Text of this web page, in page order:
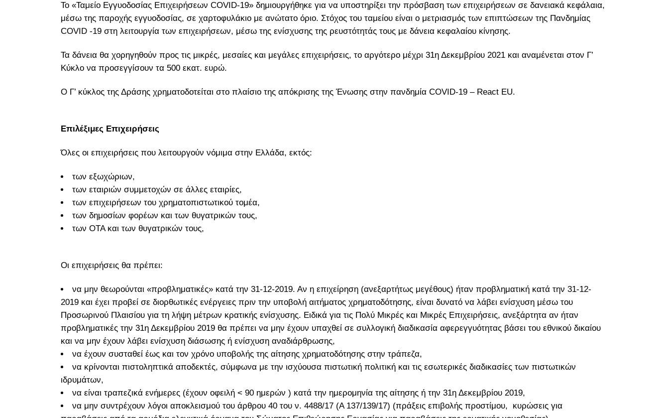
Το «Ταμείο Εγγυοδοσίας Επιχειρήσεων COVID-19» δημιουργήθηκε για να υποστηρίξει την πρόσβαση των επιχειρήσεων σε δανειακά κεφάλαια,
μέσω της παροχής εγγυοδοσίας, σε χαρτοφυλάκιο με ανώτατο όριο. Στόχος του ταμείου είναι ο μετριασμός των επιπτώσεων της Πανδημίας
COVID -19 στη λειτουργία των επιχειρήσεων, μέσω της ενίσχυσης της ρευστότητάς τους με δάνεια κεφαλαίου κίνησης.
Τα δάνεια θα χορηγηθούν προς τις μικρές, μεσαίες και μεγάλες επιχειρήσεις, το αργότερο μέχρι 31η Δεκεμβρίου 2021 και αναμένεται στον Γ’
Κύκλο να προσεγγίσουν τα 500 εκατ. ευρώ.
Ο Γ’ κύκλος της Δράσης χρηματοδοτείται στο πλαίσιο της απόκρισης της Ένωσης στην πανδημία COVID-19 – React EU.
Επιλέξιμες Επιχειρήσεις
Όλες οι επιχειρήσεις που λειτουργούν νόμιμα στην Ελλάδα, εκτός:
των εξωχώριων,
των εταιριών συμμετοχών σε άλλες εταιρίες,
των επιχειρήσεων του χρηματοπιστωτικού τομέα,
των δημοσίων φορέων και των θυγατρικών τους,
των ΟΤΑ και των θυγατρικών τους,
Οι επιχειρήσεις θα πρέπει:
να μην θεωρούνται «προβληματικές» κατά την 31-12-2019. Αν η επιχείρηση (ανεξαρτήτως μεγέθους) ήταν προβληματική κατά την 31-12-
2019 και έχει προβεί σε διορθωτικές ενέργειες πριν την υποβολή αιτήματος χρηματοδότησης, είναι δυνατό να λάβει ενίσχυση μέσω του
Προσωρινού Πλαισίου για τη λήψη μέτρων κρατικής ενίσχυσης. Ειδικά για τις Πολύ Μικρές και Μικρές Επιχειρήσεις, ανεξάρτητα αν ήταν
προβληματικές την 31η Δεκεμβρίου 2019 θα πρέπει να μην έχουν υπαχθεί σε συλλογική διαδικασία αφερεγγυότητας βάσει του εθνικού δικαίου
και να μην έχουν λάβει ενίσχυση διάσωσης ή ενίσχυση αναδιάρθρωσης,
να έχουν συσταθεί έως και τον χρόνο υποβολής της αίτησης χρηματοδότησης στην τράπεζα,
να κρίνονται πιστοληπτικά αποδεκτές, σύμφωνα με την ισχύουσα πιστωτική πολιτική και τις εσωτερικές διαδικασίες των πιστωτικών
ιδρυμάτων,
να είναι τραπεζικά ενήμερες (έχουν οφειλή < 90 ημερών ) κατά την ημερομηνία της αίτησης ή την 31η Δεκεμβρίου 2019,
να μην συντρέχουν λόγοι αποκλεισμού του άρθρου 40 του ν. 4488/17 (Α 137/139/17) (πράξεις επιβολής προστίμου, κυρώσεις για